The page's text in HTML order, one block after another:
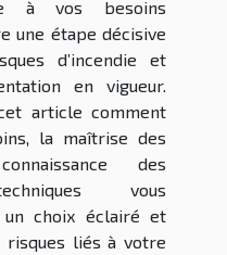
à vos besoins
une étape décisive
d’incendie et
en vigueur.
article comment
la maîtrise des
des
vous
choix éclairé et
risques liés à votre